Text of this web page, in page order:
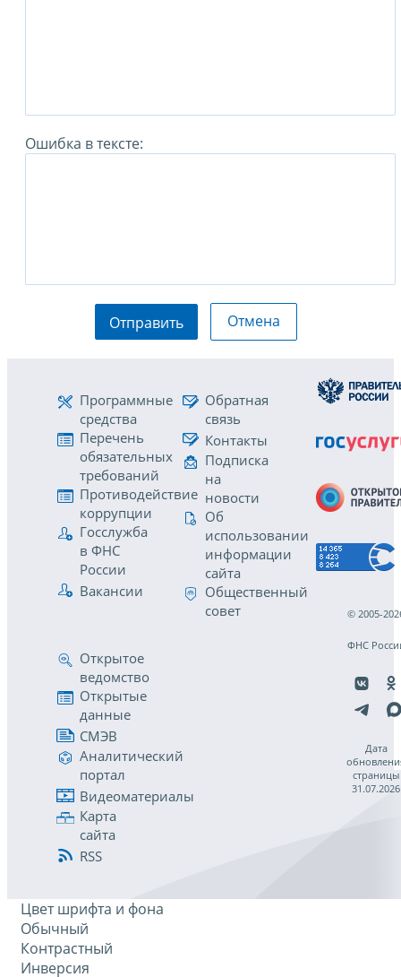
Ошибка в тексте:
Отправить Отмена
Программные
средства
Перечень
обязательных
требований
Противодействие
коррупции
Госслужба
в ФНС
России
Вакансии
Обратная
связь
Контакты
Подписка
на
новости
Об
использовании
информации
сайта
Общественный
совет
Открытое
ведомство
Открытые
данные
СМЭВ
Аналитический
портал
Видеоматериалы
Карта
сайта
RSS
© 2005-
ФНС
Дата
страницы
31.07.2026
Цвет шрифта и фона
Обычный
Контрастный
Инверсия